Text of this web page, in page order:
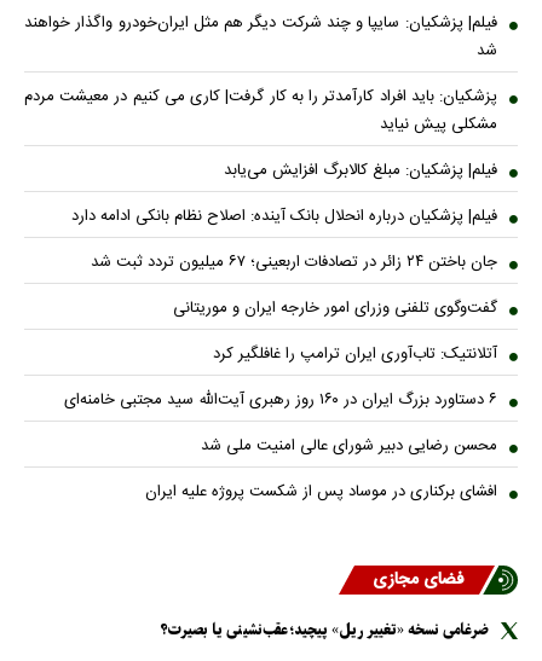
فیلم| پزشکیان: سایپا و چند شرکت دیگر هم مثل ایران‌خودرو واگذار خواهند
شد
پزشکیان: باید افراد کارآمدتر را به کار گرفت| کاری می کنیم در معیشت مردم
مشکلی پیش نیاید
فیلم| پزشکیان: مبلغ کالابرگ افزایش می‌یابد
فیلم| پزشکیان درباره انحلال بانک آینده: اصلاح نظام بانکی ادامه دارد
جان باختن ۲۴ زائر در تصادفات اربعینی؛ ۶۷ میلیون تردد ثبت شد
گفت‌وگوی تلفنی وزرای امور خارجه ایران و موریتانی
آتلانتیک: تاب‌آوری ایران ترامپ را غافلگیر کرد
۶ دستاورد بزرگ ایران در ۱۶۰ روز رهبری آیت‌الله سید مجتبی خامنه‌ای
محسن رضایی دبیر شورای عالی امنیت ملی شد
افشای برکناری در موساد پس از شکست پروژه علیه ایران
فضای مجازی
ضرغامی نسخه «تغییر ریل» پیچید؛ عقب‌نشینی یا بصیرت؟